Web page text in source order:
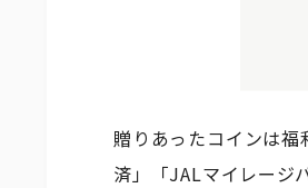
贈りあったコインは
済」「JALマイレージ